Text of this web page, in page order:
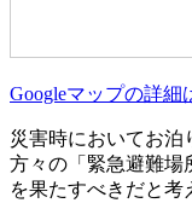
Googleマップの詳細
災害時においてお泊
方々の「緊急避難場
を果たすべきだと